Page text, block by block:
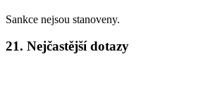
Sankce nejsou stanoveny.
21. Nejčastější dotazy